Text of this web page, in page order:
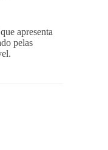
apresenta
pelas